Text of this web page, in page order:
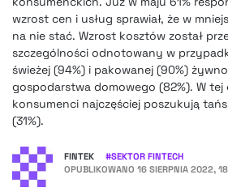
wzrost cen i usług sprawiał, że w
na nie stać. Wzrost kosztów został
szczególności odnotowany w
świeżej (94%) i pakowanej (90%)
gospodarstwa domowego (82%). W
konsumenci najczęściej poszukują
(31%).
FINTEK #SEKTOR FINTECH
OPUBLIKOWANO 16 SIERPNIA 2022,